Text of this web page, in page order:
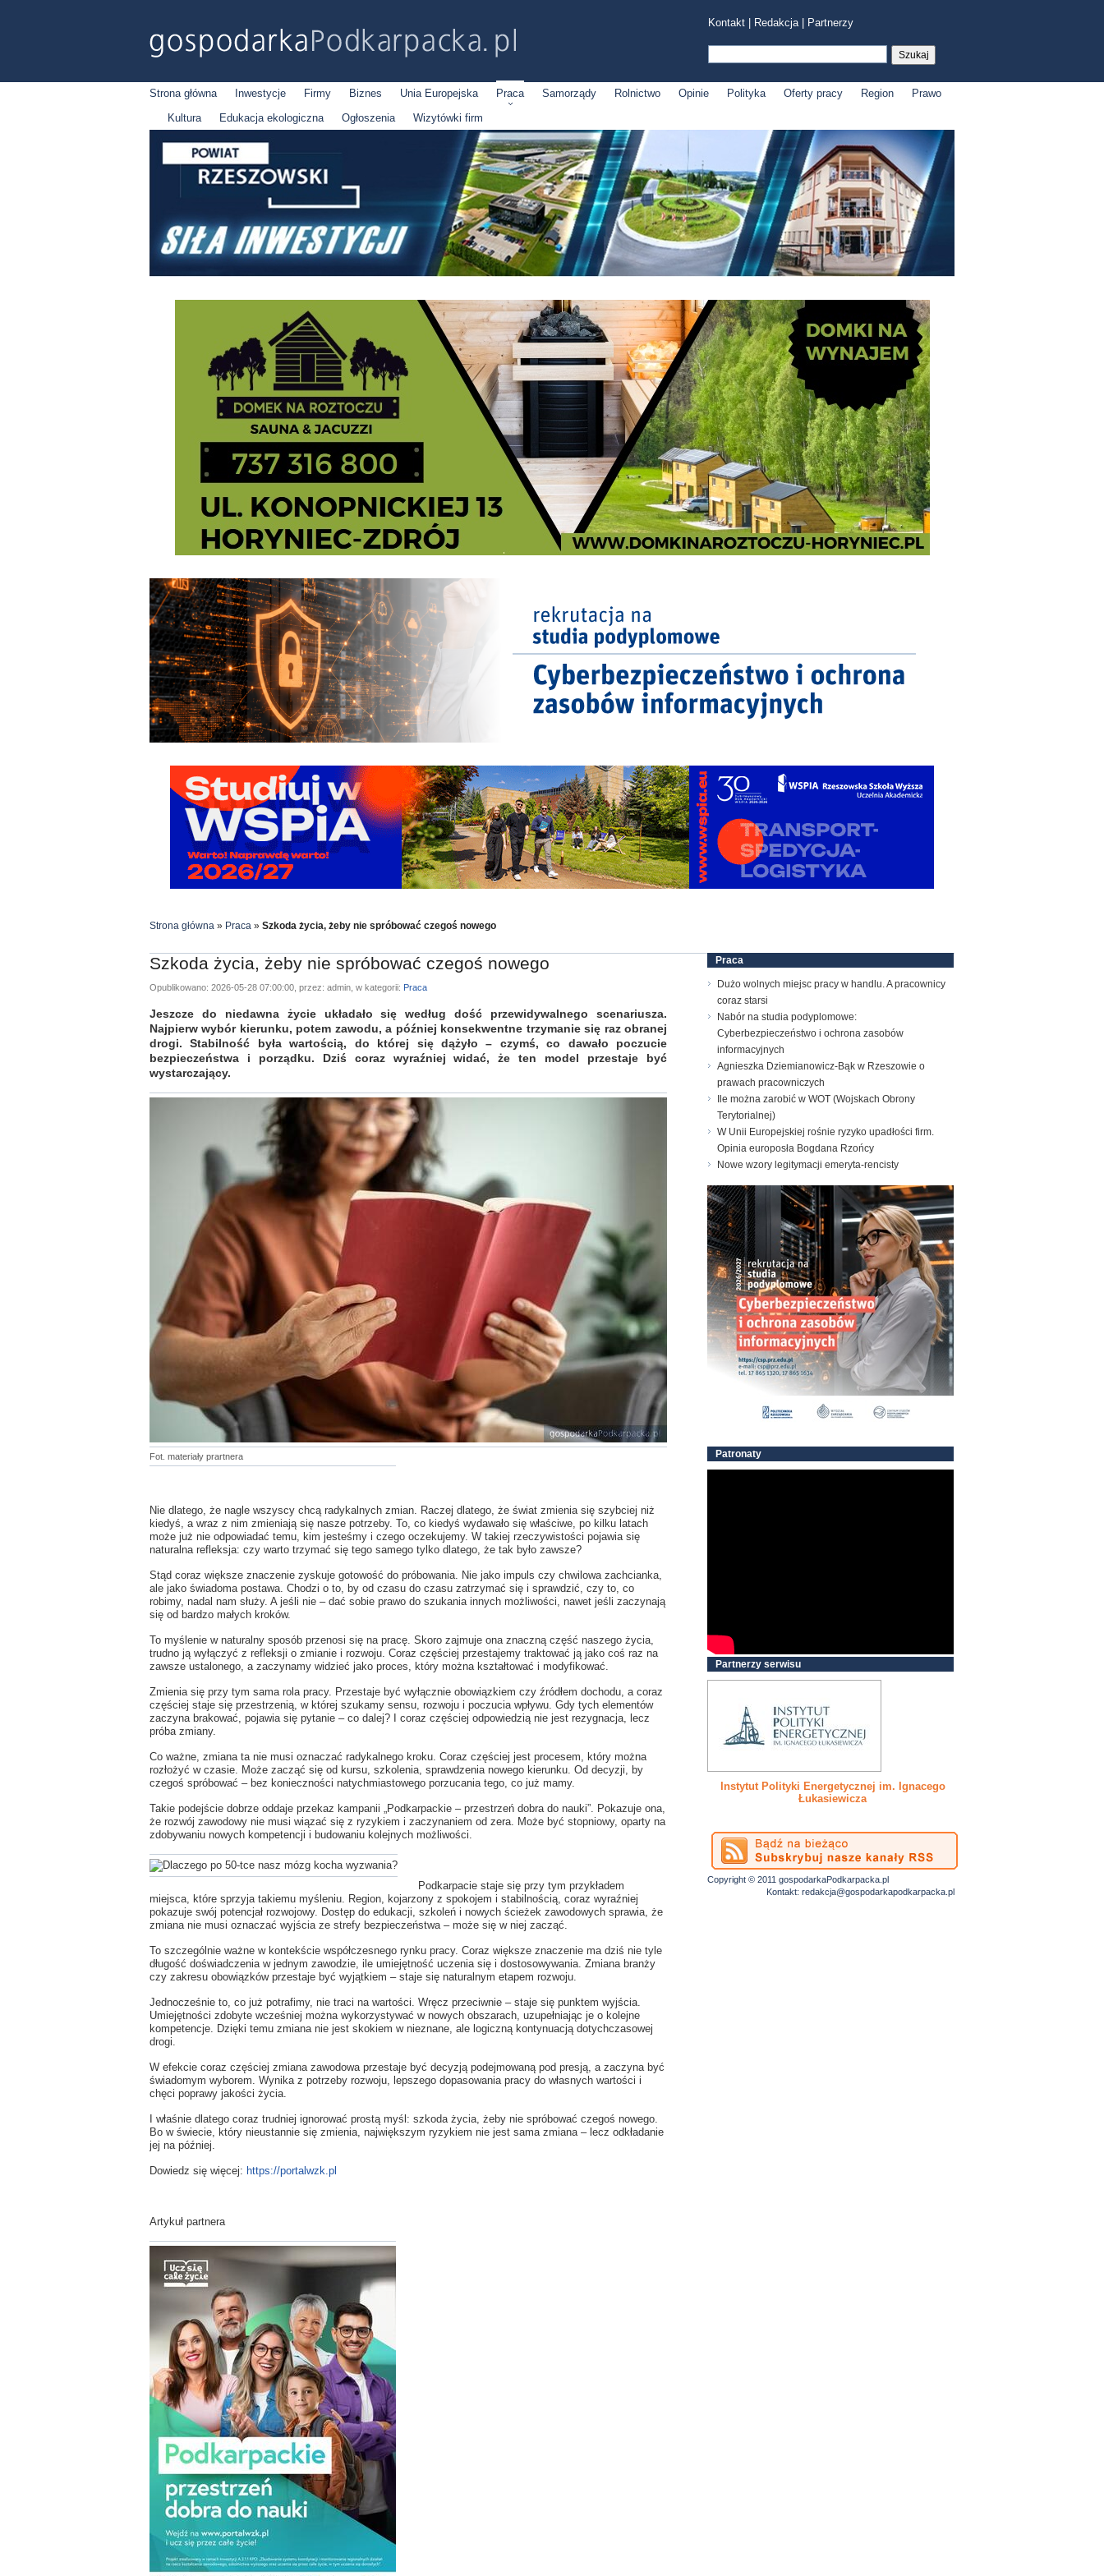
Kontakt Redakcja| Partnerzy
Strona główna Inwestycje Firmy Biznes Unia Europejska Praca Samorządy Rolnictwo Opinie Polityka Oferty pracy Region
Prawo
Kultura
Edukacja ekologiczna Ogłoszenia Wizytówki firm
Strona główna » Praca » Szkoda życia, żeby nie spróbować czegoś nowego
Szkoda życia, żeby nie spróbować czegoś nowego
Opublikowano: 2026-05-28 07:00:00, przez: admin, w kategorii: Praca
Jeszcze do niedawna życie układało się według dość przewidywalnego scenariusza.
Najpierw wybór kierunku, potem zawodu, a później konsekwentne trzymanie się raz obranej
drogi. Stabilność była wartością, do której się dążyło – czymś, co dawało poczucie
bezpieczeństwa i porządku. Dziś coraz wyraźniej widać, że ten model przestaje być
wystarczający.
Fot. materiały prartnera
Nie dlatego, że nagle wszyscy chcą radykalnych zmian. Raczej dlatego, że świat zmienia się szybciej niż
kiedyś, a wraz z nim zmieniają się nasze potrzeby. To, co kiedyś wydawało się właściwe, po kilku latach
może już nie odpowiadać temu, kim jesteśmy i czego oczekujemy. W takiej rzeczywistości pojawia się
naturalna refleksja: czy warto trzymać się tego samego tylko dlatego, że tak było zawsze?
Stąd coraz większe znaczenie zyskuje gotowość do próbowania. Nie jako impuls czy chwilowa zachcianka,
ale jako świadoma postawa. Chodzi o to, by od czasu do czasu zatrzymać się i sprawdzić, czy to, co
robimy, nadal nam służy. A jeśli nie – dać sobie prawo do szukania innych możliwości, nawet jeśli zaczynają
się od bardzo małych kroków.
To myślenie w naturalny sposób przenosi się na pracę. Skoro zajmuje ona znaczną część naszego życia,
trudno ją wyłączyć z refleksji o zmianie i rozwoju. Coraz częściej przestajemy traktować ją jako coś raz na
zawsze ustalonego, a zaczynamy widzieć jako proces, który można kształtować i modyfikować.
Zmienia się przy tym sama rola pracy. Przestaje być wyłącznie obowiązkiem czy źródłem dochodu, a coraz
częściej staje się przestrzenią, w której szukamy sensu, rozwoju i poczucia wpływu. Gdy tych elementów
zaczyna brakować, pojawia się pytanie – co dalej? I coraz częściej odpowiedzią nie jest rezygnacja, lecz
próba zmiany.
Co ważne, zmiana ta nie musi oznaczać radykalnego kroku. Coraz częściej jest procesem, który można
rozłożyć w czasie. Może zacząć się od kursu, szkolenia, sprawdzenia nowego kierunku. Od decyzji, by
czegoś spróbować – bez konieczności natychmiastowego porzucania tego, co już mamy.
Takie podejście dobrze oddaje przekaz kampanii „Podkarpackie – przestrzeń dobra do nauki”. Pokazuje ona,
że rozwój zawodowy nie musi wiązać się z ryzykiem i zaczynaniem od zera. Może być stopniowy, oparty na
zdobywaniu nowych kompetencji i budowaniu kolejnych możliwości.
Podkarpacie staje się przy tym przykładem
miejsca, które sprzyja takiemu myśleniu. Region, kojarzony z spokojem i stabilnością, coraz wyraźniej
pokazuje swój potencjał rozwojowy. Dostęp do edukacji, szkoleń i nowych ścieżek zawodowych sprawia, że
zmiana nie musi oznaczać wyjścia ze strefy bezpieczeństwa – może się w niej zacząć.
To szczególnie ważne w kontekście współczesnego rynku pracy. Coraz większe znaczenie ma dziś nie tyle
długość doświadczenia w jednym zawodzie, ile umiejętność uczenia się i dostosowywania. Zmiana branży
czy zakresu obowiązków przestaje być wyjątkiem – staje się naturalnym etapem rozwoju.
Jednocześnie to, co już potrafimy, nie traci na wartości. Wręcz przeciwnie – staje się punktem wyjścia.
Umiejętności zdobyte wcześniej można wykorzystywać w nowych obszarach, uzupełniając je o kolejne
kompetencje. Dzięki temu zmiana nie jest skokiem w nieznane, ale logiczną kontynuacją dotychczasowej
drogi.
W efekcie coraz częściej zmiana zawodowa przestaje być decyzją podejmowaną pod presją, a zaczyna być
świadomym wyborem. Wynika z potrzeby rozwoju, lepszego dopasowania pracy do własnych wartości i
chęci poprawy jakości życia.
I właśnie dlatego coraz trudniej ignorować prostą myśl: szkoda życia, żeby nie spróbować czegoś nowego.
Bo w świecie, który nieustannie się zmienia, największym ryzykiem nie jest sama zmiana – lecz odkładanie
jej na później.
Dowiedz się więcej: https://portalwzk.pl
Artykuł partnera
Praca
Dużo wolnych miejsc pracy w handlu. A pracownicy
coraz starsi
Nabór na studia podyplomowe:
Cyberbezpieczeństwo i ochrona zasobów
informacyjnych
Agnieszka Dziemianowicz-Bąk w Rzeszowie o
prawach pracowniczych
Ile można zarobić w WOT (Wojskach Obrony
Terytorialnej)
W Unii Europejskiej rośnie ryzyko upadłości firm.
Opinia europosła Bogdana Rzońcy
Nowe wzory legitymacji emeryta-rencisty
Patronaty
Partnerzy serwisu
Instytut Polityki Energetycznej im. Ignacego
Łukasiewicza
Copyright © 2011 gospodarkaPodkarpacka.pl
Kontakt: redakcja@gospodarkapodkarpacka.pl